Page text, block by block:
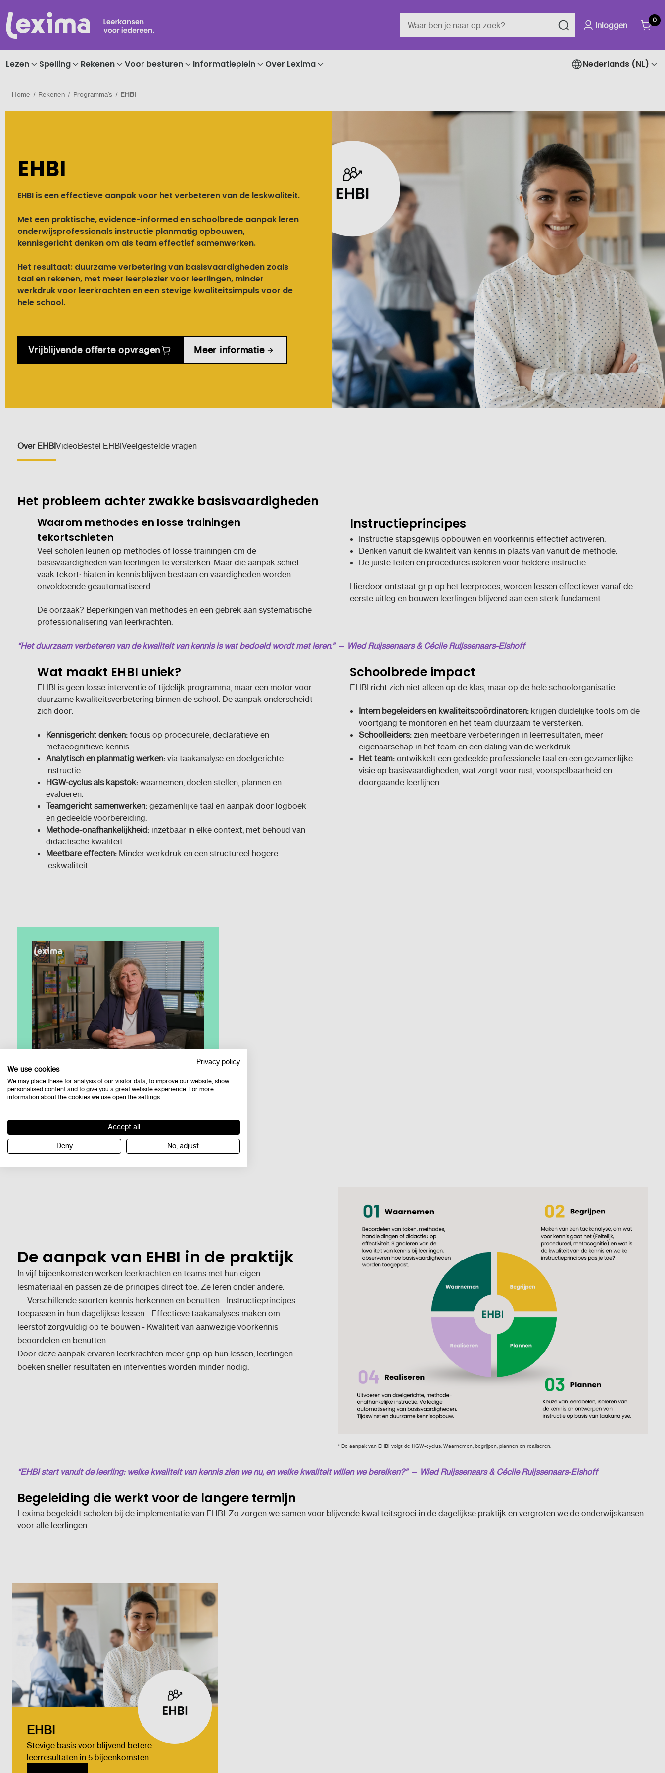
Inloggen
0
Lezen Spelling Rekenen Voor besturen Informatieplein Over Lexima Nederlands (NL)
Home Rekenen Programma's EHBI
EHBI
EHBI is een effectieve aanpak voor het verbeteren van de leskwaliteit.
Met een praktische, evidence-informed en schoolbrede aanpak leren
onderwijsprofessionals instructie planmatig opbouwen,
kennisgericht denken om als team effectief samenwerken.
Het resultaat: duurzame verbetering van basisvaardigheden zoals
taal en rekenen, met meer leerplezier voor leerlingen, minder
werkdruk voor leerkrachten en een stevige kwaliteitsimpuls voor de
hele school.
Vrijblijvende offerte opvragen Meer informatie
Over EHBIVideoBestel EHBIVeelgestelde vragen
Het probleem achter zwakke basisvaardigheden
Waarom methodes en losse trainingen
tekortschieten
Veel scholen leunen op methodes of losse trainingen om de
basisvaardigheden van leerlingen te versterken. Maar die aanpak schiet
vaak tekort: hiaten in kennis blijven bestaan en vaardigheden worden
onvoldoende geautomatiseerd.
De oorzaak? Beperkingen van methodes en een gebrek aan systematische
professionalisering van leerkrachten.
Instructieprincipes
Instructie stapsgewijs opbouwen en voorkennis effectief activeren.
Denken vanuit de kwaliteit van kennis in plaats van vanuit de methode.
De juiste feiten en procedures isoleren voor heldere instructie.
Hierdoor ontstaat grip op het leerproces, worden lessen effectiever vanaf de
eerste uitleg en bouwen leerlingen blijvend aan een sterk fundament.
“Het duurzaam verbeteren van de kwaliteit van kennis is wat bedoeld wordt met leren.” — Wied Ruijssenaars & Cécile Ruijssenaars-Elshoff
Wat maakt EHBI uniek?
EHBI is geen losse interventie of tijdelijk programma, maar een motor voor
duurzame kwaliteitsverbetering binnen de school. De aanpak onderscheidt
zich door:
Kennisgericht denken:focus op procedurele, declaratieve en
metacognitieve kennis.
Analytisch en planmatig werken:via taakanalyse en doelgerichte
instructie.
HGW-cyclus als kapstok:waarnemen, doelen stellen, plannen en
evalueren.
Teamgericht samenwerken:gezamenlijke taal en aanpak door logboek
en gedeelde voorbereiding.
Methode-onafhankelijkheid:inzetbaar in elke context, met behoud van
didactische kwaliteit.
Meetbare effecten:Minder werkdruk en een structureel hogere
leskwaliteit.
Schoolbrede impact
EHBI richt zich niet alleen op de klas, maar op de hele schoolorganisatie.
Intern begeleiders en kwaliteitscoördinatoren:krijgen duidelijke tools om de
voortgang te monitoren en het team duurzaam te versterken.
Schoolleiders:zien meetbare verbeteringen in leerresultaten, meer
eigenaarschap in het team en een daling van de werkdruk.
Het team:ontwikkelt een gedeelde professionele taal en een gezamenlijke
visie op basisvaardigheden, wat zorgt voor rust, voorspelbaarheid en
doorgaande leerlijnen.
Bekijk het webinar over EHBI?
Hierin leggen we uit wat EHBI is en welke
resultaten het oplevert.
De aanpak van EHBI in de praktijk
In vijf bijeenkomsten werken leerkrachten en teams met hun eigen
lesmateriaal en passen ze de principes direct toe. Ze leren onder andere:
— Verschillende soorten kennis herkennen en benutten - Instructieprincipes
toepassen in hun dagelijkse lessen - Effectieve taakanalyses maken om
leerstof zorgvuldig op te bouwen - Kwaliteit van aanwezige voorkennis
beoordelen en benutten.
Door deze aanpak ervaren leerkrachten meer grip op hun lessen, leerlingen
boeken sneller resultaten en interventies worden minder nodig.
* De aanpak van EHBI volgt de HGW-cyclus: Waarnemen, begrijpen, plannen en realiseren.
“EHBI start vanuit de leerling: welke kwaliteit van kennis zien we nu, en welke kwaliteit willen we bereiken?” — Wied Ruijssenaars & Cécile Ruijssenaars-Elshoff
Begeleiding die werkt voor de langere termijn
Lexima begeleidt scholen bij de implementatie van EHBI. Zo zorgen we samen voor blijvende kwaliteitsgroei in de dagelijkse praktijk en vergroten we de onderwijskansen
voor alle leerlingen.
EHBI
Stevige basis voor blijvend betere
leerresultaten in 5 bijeenkomsten
Privacy policy
We use cookies
We may place these for analysis of our visitor data, to improve our website, show
personalised content and to give you a great website experience. For more
information about the cookies we use open the settings.
Accept all
Deny No, adjust